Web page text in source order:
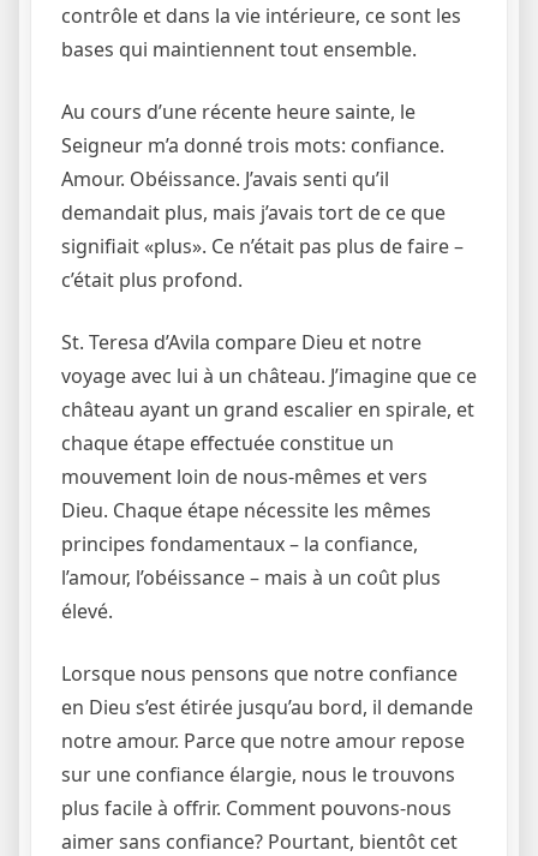
contrôle et dans la vie intérieure, ce sont les
bases qui maintiennent tout ensemble.
Au cours d’une récente heure sainte, le
Seigneur m’a donné trois mots: confiance.
Amour. Obéissance. J’avais senti qu’il
demandait plus, mais j’avais tort de ce que
signifiait «plus». Ce n’était pas plus de faire –
c’était plus profond.
St. Teresa d’Avila compare Dieu et notre
voyage avec lui à un château. J’imagine que ce
château ayant un grand escalier en spirale, et
chaque étape effectuée constitue un
mouvement loin de nous-mêmes et vers
Dieu. Chaque étape nécessite les mêmes
principes fondamentaux – la confiance,
l’amour, l’obéissance – mais à un coût plus
élevé.
Lorsque nous pensons que notre confiance
en Dieu s’est étirée jusqu’au bord, il demande
notre amour. Parce que notre amour repose
sur une confiance élargie, nous le trouvons
plus facile à offrir. Comment pouvons-nous
aimer sans confiance? Pourtant, bientôt cet